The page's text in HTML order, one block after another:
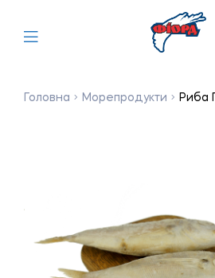
Головна Морепродукти Риба